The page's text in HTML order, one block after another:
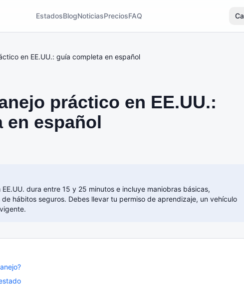
EstadosBlogNoticiasPreciosFAQ
en EE.UU.: guía completa en español
práctico en EE.UU.:
en español
dura entre 15 y 25 minutos e incluye maniobras básicas,
hábitos seguros. Debes llevar tu permiso de aprendizaje, un vehículo